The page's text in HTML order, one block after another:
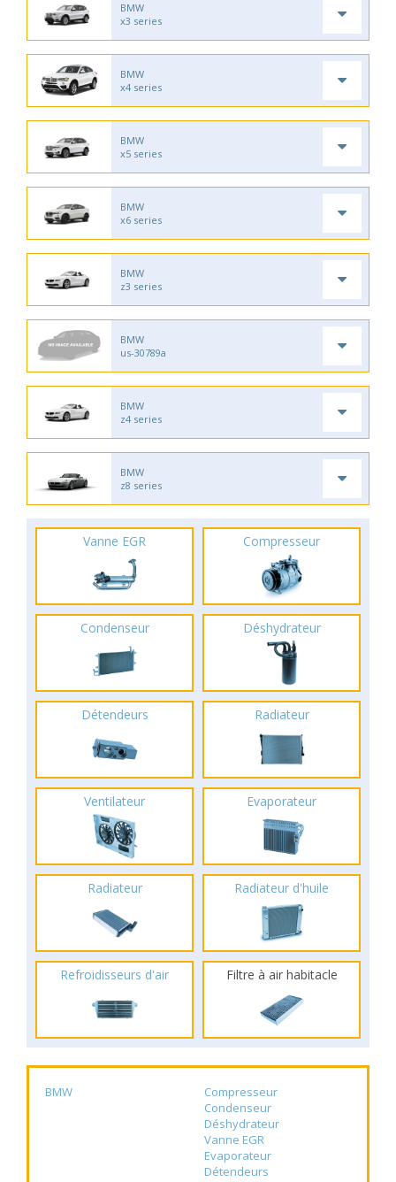
BMW
x3 series
BMW
x4 series
BMW
x5 series
BMW
x6 series
BMW
z3 series
BMW
us-30789a
BMW
z4 series
BMW
z8 series
Vanne EGR Compresseur
Condenseur Déshydrateur
Détendeurs Radiateur
Ventilateur Evaporateur
Radiateur Radiateur d'huile
Refroidisseurs d'air Filtre à air habitacle
BMW
Compresseur
Condenseur
Déshydrateur
Vanne EGR
Evaporateur
Détendeurs